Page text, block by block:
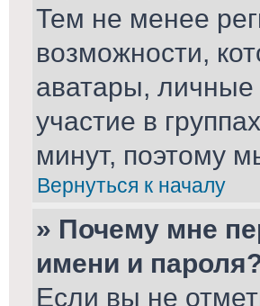
Тем не менее
возможности,
аватары,
участие в
минут, поэтому
Вернуться к началу
» Почему мне
имени и
Если вы не